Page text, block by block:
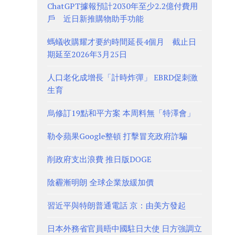
ChatGPT據報預計2030年至少2.2億付費用
戶 近日新推購物助手功能
螞蟻收購耀才要約時間延長4個月 截止日
期延至2026年3月25日
人口老化成增長「計時炸彈」 EBRD促刺激
生育
烏修訂19點和平方案 本周料無「特澤會」
勒令蘋果Google整頓 打擊冒充政府詐騙
削政府支出浪費 推日版DOGE
陰霾漸明朗 全球企業放緩加價
習近平與特朗普通電話 京：由美方發起
日本外務省官員晤中國駐日大使 日方強調立